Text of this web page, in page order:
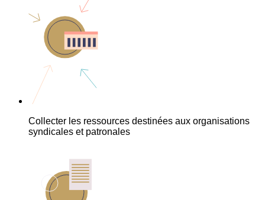
Collecter les ressources destinées aux organisations
syndicales et patronales